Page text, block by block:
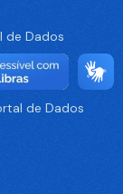
de Dados
de Dados